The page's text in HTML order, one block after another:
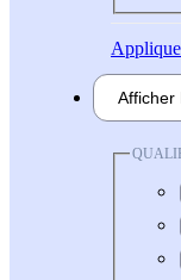
Afficher